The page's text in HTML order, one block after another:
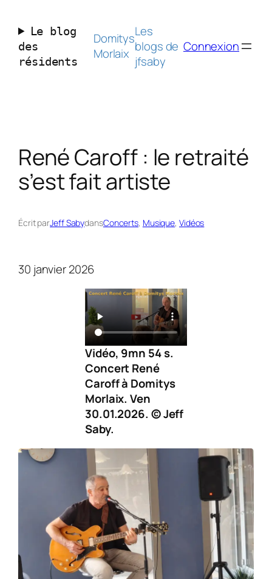
contenuLe blog
des
résidents
Domitys
Morlaix
Les
blogs de
jfsaby
Connexion
René Caroff : le retraité
s’est fait artiste
Écrit parJeff SabydansConcerts, Musique, Vidéos
30 janvier 2026
Vidéo, 9mn 54 s.
Concert René
Caroff à Domitys
Morlaix. Ven
30.01.2026. © Jeff
Saby.